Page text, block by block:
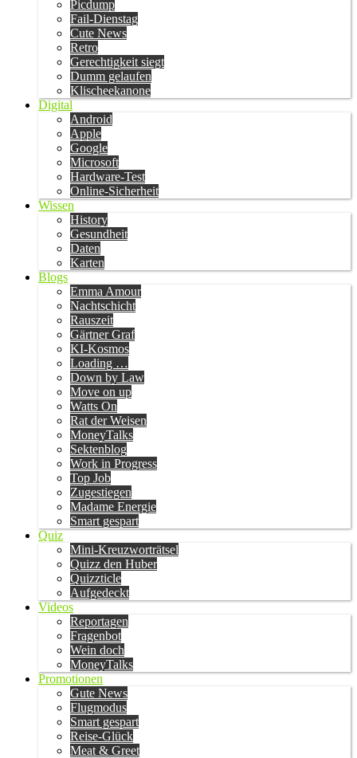
Picdump
Fail-Dienstag
Cute News
Retro
Gerechtigkeit siegt
Dumm gelaufen
Klischeekanone
Digital
Android
Apple
Google
Microsoft
Hardware-Test
Online-Sicherheit
Wissen
History
Gesundheit
Daten
Karten
Blogs
Emma Amour
Nachtschicht
Rauszeit
Gärtner Graf
KI-Kosmos
Loading …
Down by Law
Move on up
Watts On
Rat der Weisen
MoneyTalks
Sektenblog
Work in Progress
Top Job
Zugestiegen
Madame Energie
Smart gespart
Quiz
Mini-Kreuzworträtsel
Quizz den Huber
Quizzticle
Aufgedeckt
Videos
Reportagen
Fragenbot
Wein doch
MoneyTalks
Promotionen
Gute News
Flugmodus
Smart gespart
Reise-Glück
Meat & Greet